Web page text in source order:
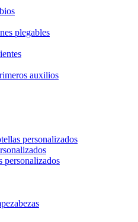
plegables
auxilios
personalizados
personalizados